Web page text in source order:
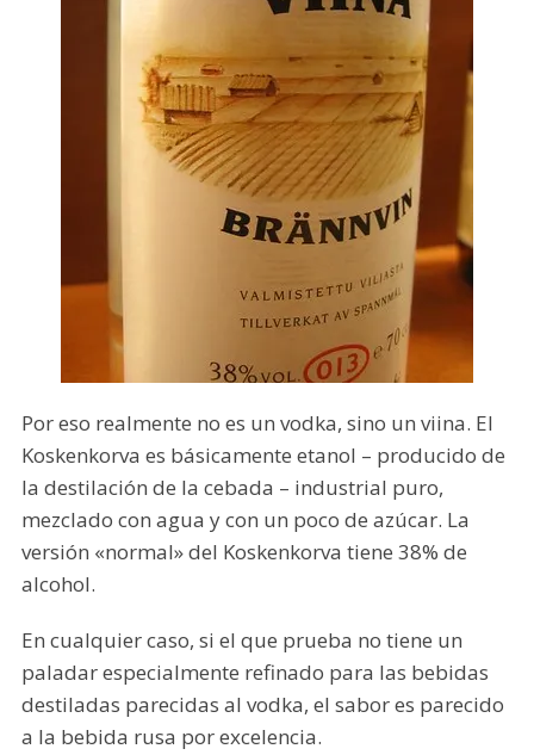
Por eso realmente no es un vodka, sino un viina. El
Koskenkorva es básicamente etanol – producido de
la destilación de la cebada – industrial puro,
mezclado con agua y con un poco de azúcar. La
versión «normal» del Koskenkorva tiene 38% de
alcohol.
En cualquier caso, si el que prueba no tiene un
paladar especialmente refinado para las bebidas
destiladas parecidas al vodka, el sabor es parecido
a la bebida rusa por excelencia.